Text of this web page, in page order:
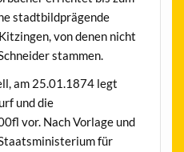
stadtbildprägende
von denen nicht
stammen.
am 25.01.1874 legt
und die
vor. Nach Vorlage und
für